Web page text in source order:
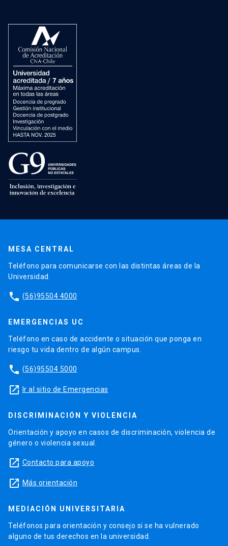
MESA CENTRAL
Teléfono para comunicarse con las distintas áreas de la
Universidad.
phone (56)95504 4000
EMERGENCIAS UC
Teléfono en caso de accidente o situación que ponga en
riesgo tu vida dentro de algún campus.
phone (56)95504 5000
launch Ir al sitio de Emergencias
DISCRIMINACIÓN Y VIOLENCIA
Orientación y apoyo en casos de discriminación, violencia de
género o violencia sexual.
launch Contacto para apoyo
launch Más orientación
MEDIACIÓN UNIVERSITARIA
Teléfonos para orientación y consejo si se ha vulnerado
alguno de tus derechos en la universidad.